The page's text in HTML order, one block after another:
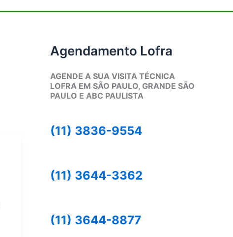
Agendamento Lofra
AGENDE A SUA VISITA TÉCNICA
LOFRA EM SÃO PAULO, GRANDE SÃO
PAULO E ABC PAULISTA
(11) 3836-9554
(11) 3644-3362
(11) 3644-8877